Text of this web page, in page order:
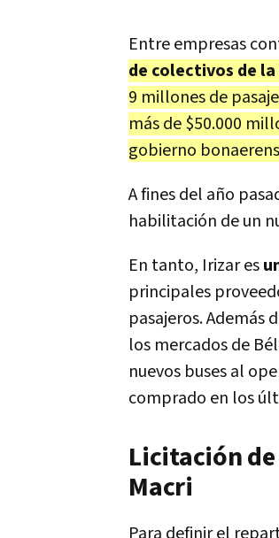
Entre empresas
de colectivos de
9 millones de
más de $50.000
gobierno
A fines del año
habilitación de un
En tanto, Irizar es
principales
pasajeros. Además
los mercados de
nuevos buses al
comprado en los
Licitación
Macri